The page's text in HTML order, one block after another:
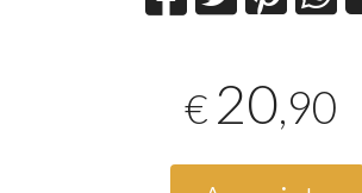
€ 20,90